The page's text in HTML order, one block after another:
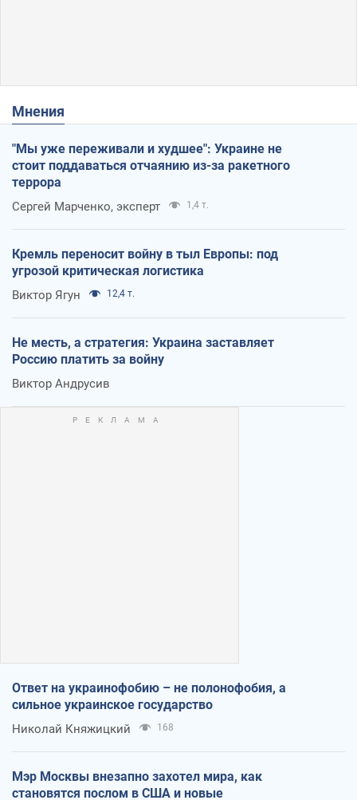
Мнения
"Мы уже переживали и худшее": Украине не
стоит поддаваться отчаянию из-за ракетного
террора
Сергей Марченко, эксперт 1,4 т.
Кремль переносит войну в тыл Европы: под
угрозой критическая логистика
Виктор Ягун 12,4 т.
Не месть, а стратегия: Украина заставляет
Россию платить за войну
Виктор Андрусив
Ответ на украинофобию – не полонофобия, а
сильное украинское государство
Николай Княжицкий 168
Мэр Москвы внезапно захотел мира, как
становятся послом в США и новые